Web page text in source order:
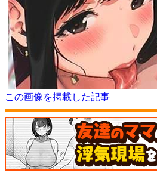
この画像を掲載した記事